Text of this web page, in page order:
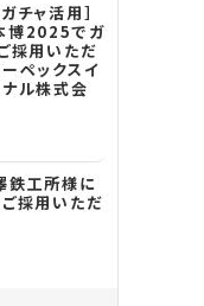
チャ活用］
博2025でガ
採用いただ
ペックスイ
ル株式会
鉄工所様に
採用いただ